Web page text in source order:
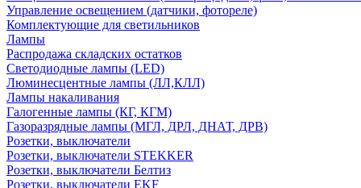
Управление освещением (датчики, фотореле)
Комплектующие для светильников
Лампы
Распродажа складских остатков
Светодиодные лампы (LED)
Люминесцентные лампы (ЛЛ,КЛЛ)
Лампы накаливания
Галогенные лампы (КГ, КГМ)
Газоразрядные лампы (МГЛ, ДРЛ, ДНАТ, ДРВ)
Розетки, выключатели
Розетки, выключатели STEKKER
Розетки, выключатели Белтиз
Розетки, выключатели EKF